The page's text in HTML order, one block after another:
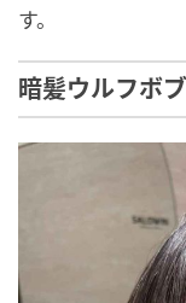
す。
暗髪ウルフボ